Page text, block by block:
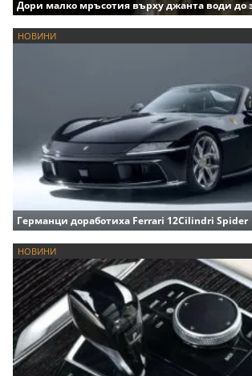
Дори малко мръсотия върху джанта води до
НОВИНИ
Германци доработиха Ferrari 12Cilindri Spider
НОВИНИ